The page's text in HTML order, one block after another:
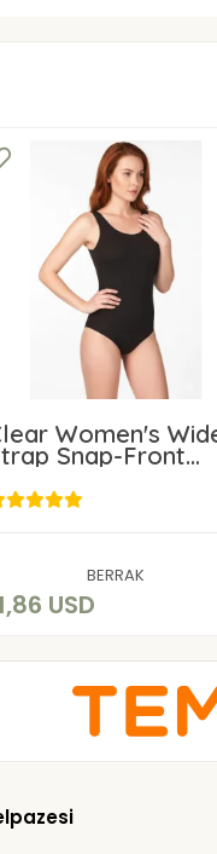
Women's
Snap-Front
Camisole 2084
BERRAK
USD
Add to cart